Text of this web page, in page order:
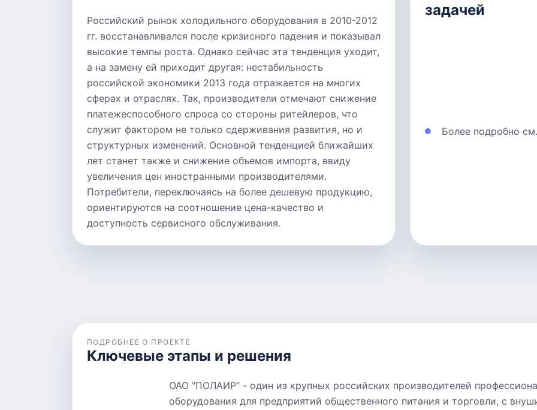
Российский рынок холодильного оборудования в 2010-2012
гг. восстанавливался после кризисного падения и показывал
высокие темпы роста. Однако сейчас эта тенденция уходит,
а на замену ей приходит другая: нестабильность
российской экономики 2013 года отражается на многих
сферах и отраслях. Так, производители отмечают снижение
платежеспособного спроса со стороны ритейлеров, что
служит фактором не только сдерживания развития, но и
структурных изменений. Основной тенденцией ближайших
лет станет также и снижение объемов импорта, ввиду
увеличения цен иностранными производителями.
Потребители, переключаясь на более дешевую продукцию,
ориентируются на соотношение цена-качество и
доступность сервисного обслуживания.
задачей
Более подробно см.
ПОДРОБНЕЕ О ПРОЕКТЕ
Ключевые этапы и решения
ОАО "ПОЛАИР" - один из крупных российских производителей
оборудования для предприятий общественного питания и торговли, с